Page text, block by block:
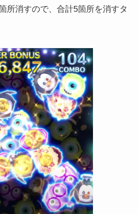
所消すので、合計5箇所を消すタ